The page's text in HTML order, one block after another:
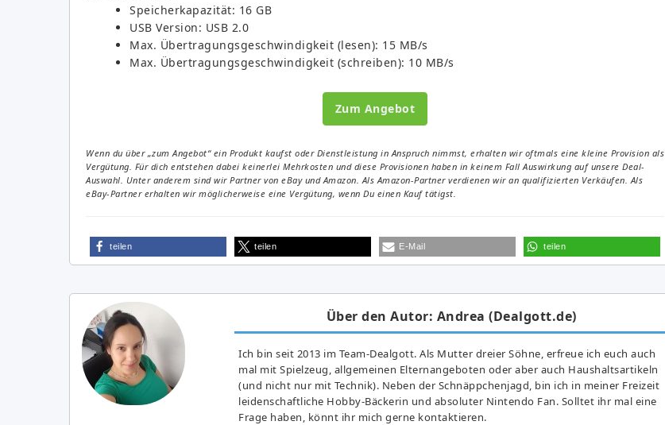
Speicherkapazität: 16 GB
USB Version: USB 2.0
Max. Übertragungsgeschwindigkeit (lesen): 15 MB/s
Max. Übertragungsgeschwindigkeit (schreiben): 10 MB/s
Zum Angebot
Wenn du über „zum Angebot“ ein Produkt kaufst oder Dienstleistung in Anspruch nimmst, erhalten wir oftmals eine kleine Provision als
Vergütung. Für dich entstehen dabei keinerlei Mehrkosten und diese Provisionen haben in keinem Fall Auswirkung auf unsere Deal-
Auswahl. Unter anderem sind wir Partner von eBay und Amazon. Als Amazon-Partner verdienen wir an qualifizierten Verkäufen. Als
eBay-Partner erhalten wir möglicherweise eine Vergütung, wenn Du einen Kauf tätigst.
teilen teilen E-Mail teilen
Über den Autor: Andrea (Dealgott.de)
Ich bin seit 2013 im Team-Dealgott. Als Mutter dreier Söhne, erfreue ich euch auch
mal mit Spielzeug, allgemeinen Elternangeboten oder aber auch Haushaltsartikeln
(und nicht nur mit Technik). Neben der Schnäppchenjagd, bin ich in meiner Freizeit
leidenschaftliche Hobby-Bäckerin und absoluter Nintendo Fan. Solltet ihr mal eine
Frage haben, könnt ihr mich gerne kontaktieren.